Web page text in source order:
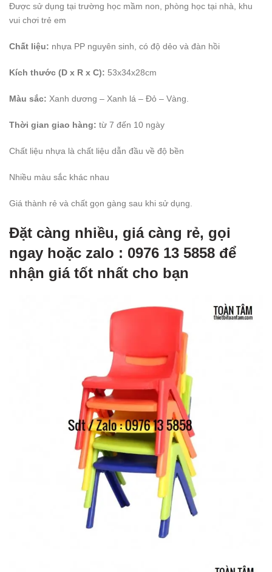
Được sử dụng tại trường học mầm non, phòng học tại nhà, khu
vui chơi trẻ em
Chất liệu: nhựa PP nguyên sinh, có độ dẻo và đàn hồi
Kích thước (D x R x C): 53x34x28cm
Màu sắc: Xanh dương – Xanh lá – Đỏ – Vàng.
Thời gian giao hàng: từ 7 đến 10 ngày
Chất liệu nhựa là chất liệu dẫn đầu về độ bền
Nhiều màu sắc khác nhau
Giá thành rẻ và chất gọn gàng sau khi sử dụng.
Đặt càng nhiều, giá càng rẻ, gọi
ngay hoặc zalo : 0976 13 5858 để
nhận giá tốt nhất cho bạn